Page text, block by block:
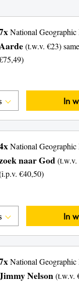
National Geographic
(t.w.v. €23)
National
naar God(t.w.v.
€40,50)
National
Nelson(t.w.v.